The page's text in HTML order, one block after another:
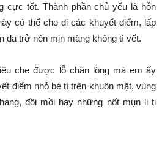
cực tốt. Thành phần chủ yếu là hỗn
có thể che đi các khuyết điểm, lấp
da trở nên mịn màng không tì vết.
che được lỗ chân lông mà em ấy
điểm nhỏ bé tí trên khuôn mặt, vùng
đồi mồi hay những nốt mụn li ti